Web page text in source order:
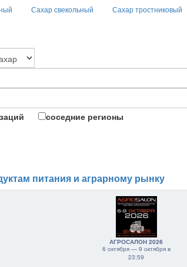
Сахар свекольный Сахар тростниковый
соседние регионы
питания и аграрному рынку
АГРОСАЛОН 2026
6 октября — 9 октября в
23:59